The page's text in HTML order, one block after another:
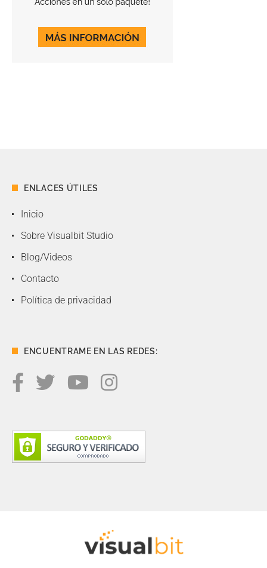
ENLACES ÚTILES
Inicio
Sobre Visualbit Studio
Blog/Videos
Contacto
Política de privacidad
ENCUENTRAME EN LAS REDES: